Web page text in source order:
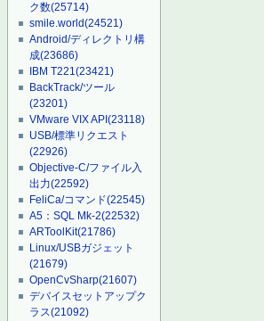
ク数(25714)
smile.world(24521)
Android/ディレクトリ構
成(23686)
IBM T221(23421)
BackTrack/ツール
(23201)
VMware VIX API(23118)
USB/標準リクエスト
(22926)
Objective-C/ファイル入
出力(22592)
FeliCa/コマンド(22545)
A5：SQL Mk-2(22532)
ARToolKit(21786)
Linux/USBガジェット
(21679)
OpenCvSharp(21607)
デバイスセットアップク
ラス(21092)